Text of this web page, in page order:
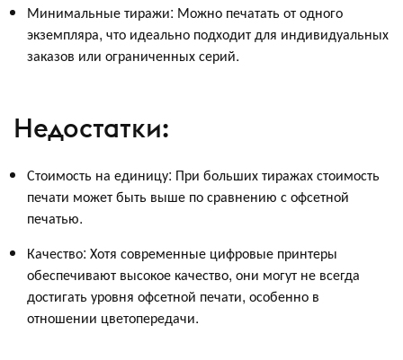
Минимальные тиражи: Можно печатать от одного
экземпляра, что идеально подходит для индивидуальных
заказов или ограниченных серий.
Недостатки:
Стоимость на единицу: При больших тиражах стоимость
печати может быть выше по сравнению с офсетной
печатью.
Качество: Хотя современные цифровые принтеры
обеспечивают высокое качество, они могут не всегда
достигать уровня офсетной печати, особенно в
отношении цветопередачи.